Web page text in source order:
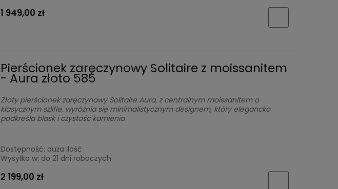
1 949,00 zł
Pierścionek zaręczynowy Solitaire z moissanitem
- Aura złoto 585
Złoty pierścionek zaręczynowy Solitaire Aura, z centralnym moissanitem o
klasycznym szlifie, wyróżnia się minimalistycznym designem, który elegancko
podkreśla blask i czystość kamienia
Dostępność: duża ilość
Wysyłka w: do 21 dni roboczych
2 199,00 zł